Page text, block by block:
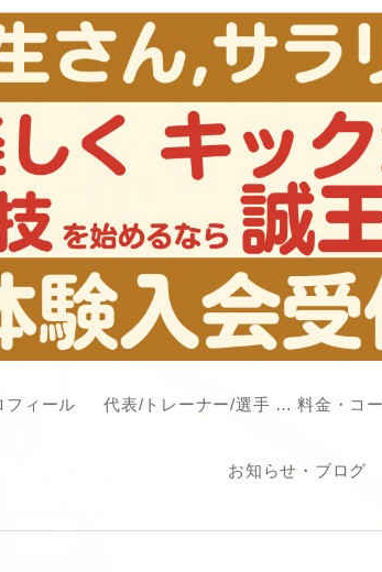
フィール 代表/トレーナー/選手 紹介
お知らせ・ブログ